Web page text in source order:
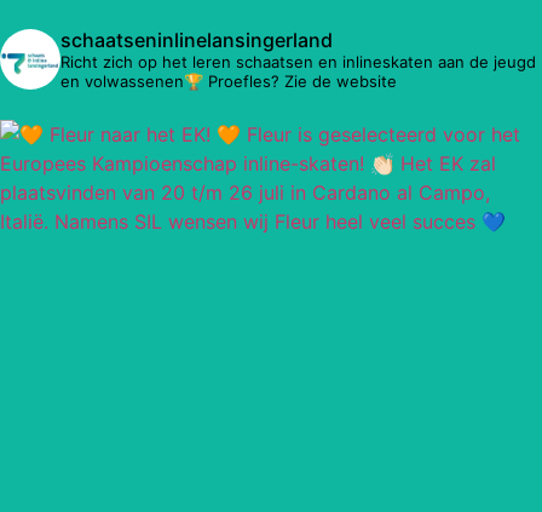
schaatseninlinelansingerland
Richt zich op het leren schaatsen en inlineskaten aan de jeugd
en volwassenen🏆 Proefles? Zie de website